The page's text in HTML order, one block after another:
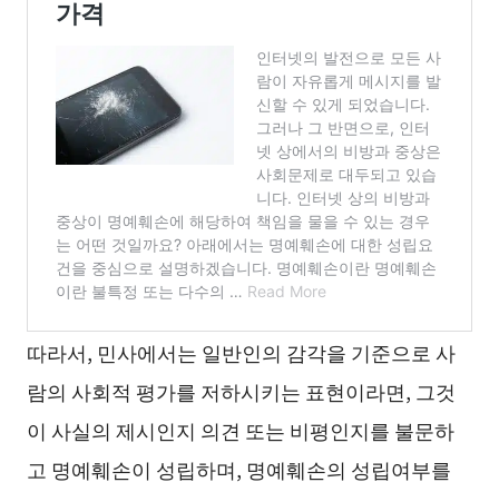
따라서, 민사에서는 일반인의 감각을 기준으로 사
람의 사회적 평가를 저하시키는 표현이라면, 그것
이 사실의 제시인지 의견 또는 비평인지를 불문하
고 명예훼손이 성립하며, 명예훼손의 성립여부를